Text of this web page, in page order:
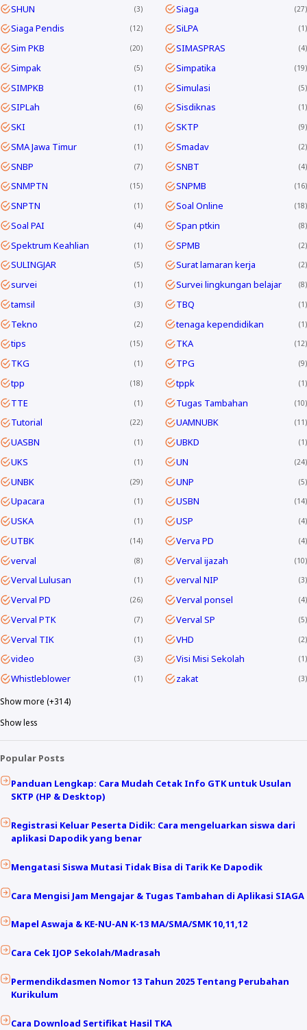
SHUN 3 Siaga 27
Siaga Pendis 12 SiLPA 1
Sim PKB 20 SIMASPRAS 4
Simpak 5 Simpatika 19
SIMPKB 1 Simulasi 5
SIPLah 6 Sisdiknas 1
SKI 1 SKTP 9
SMA Jawa Timur 1 Smadav 2
SNBP 7 SNBT 4
SNMPTN 15 SNPMB 16
SNPTN 1 Soal Online 18
Soal PAI 4 Span ptkin 8
Spektrum Keahlian 1 SPMB 2
SULINGJAR 5 Surat lamaran kerja 2
survei 1 Survei lingkungan belajar 8
tamsil 3 TBQ 1
Tekno 2 tenaga kependidikan 1
tips 15 TKA 12
TKG 1 TPG 9
tpp 18 tppk 1
TTE 1 Tugas Tambahan 10
Tutorial 22 UAMNUBK 11
UASBN 1 UBKD 1
UKS 1 UN 24
UNBK 29 UNP 5
Upacara 1 USBN 14
USKA 1 USP 4
UTBK 14 Verva PD 4
verval 8 Verval ijazah 10
Verval Lulusan 1 verval NIP 3
Verval PD 26 Verval ponsel 4
Verval PTK 7 Verval SP 5
Verval TIK 1 VHD 2
video 3 Visi Misi Sekolah 1
Whistleblower 1 zakat 3
Show more (+314)
Show less
Popular Posts
Panduan Lengkap: Cara Mudah Cetak Info GTK untuk Usulan
SKTP (HP & Desktop)
Registrasi Keluar Peserta Didik: Cara mengeluarkan siswa dari
aplikasi Dapodik yang benar
Mengatasi Siswa Mutasi Tidak Bisa di Tarik Ke Dapodik
Cara Mengisi Jam Mengajar & Tugas Tambahan di Aplikasi SIAGA
Mapel Aswaja & KE-NU-AN K-13 MA/SMA/SMK 10,11,12
Cara Cek IJOP Sekolah/Madrasah
Permendikdasmen Nomor 13 Tahun 2025 Tentang Perubahan
Kurikulum
Cara Download Sertifikat Hasil TKA